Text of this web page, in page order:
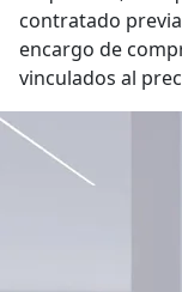
contratado
encargo de
vinculados al